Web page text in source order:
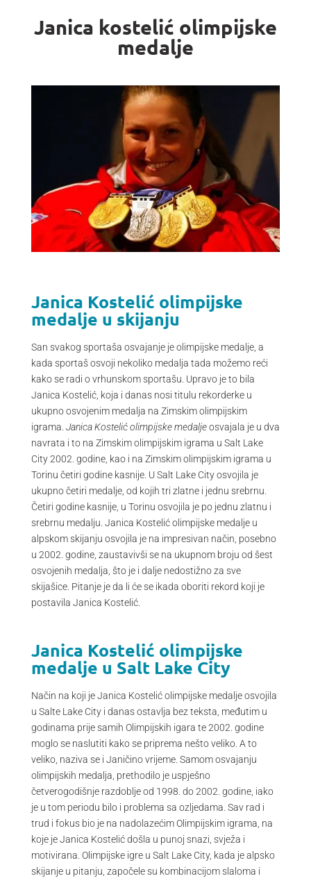
Janica kostelić olimpijske
medalje
Janica Kostelić olimpijske
medalje u skijanju
San svakog sportaša osvajanje je olimpijske medalje, a
kada sportaš osvoji nekoliko medalja tada možemo reći
kako se radi o vrhunskom sportašu. Upravo je to bila
Janica Kostelić, koja i danas nosi titulu rekorderke u
ukupno osvojenim medalja na Zimskim olimpijskim
igrama. Janica Kostelić olimpijske medaljeosvajala je u dva
navrata i to na Zimskim olimpijskim igrama u Salt Lake
City 2002. godine, kao i na Zimskim olimpijskim igrama u
Torinu četiri godine kasnije. U Salt Lake City osvojila je
ukupno četiri medalje, od kojih tri zlatne i jednu srebrnu.
Četiri godine kasnije, u Torinu osvojila je po jednu zlatnu i
srebrnu medalju. Janica Kostelić olimpijske medalje u
alpskom skijanju osvojila je na impresivan način, posebno
u 2002. godine, zaustavivši se na ukupnom broju od šest
osvojenih medalja, što je i dalje nedostižno za sve
skijašice. Pitanje je da li će se ikada oboriti rekord koji je
postavila Janica Kostelić.
Janica Kostelić olimpijske
medalje u Salt Lake City
Način na koji je Janica Kostelić olimpijske medalje osvojila
u Salte Lake City i danas ostavlja bez teksta, međutim u
godinama prije samih Olimpijskih igara te 2002. godine
moglo se naslutiti kako se priprema nešto veliko. A to
veliko, naziva se i Janičino vrijeme. Samom osvajanju
olimpijskih medalja, prethodilo je uspješno
četverogodišnje razdoblje od 1998. do 2002. godine, iako
je u tom periodu bilo i problema sa ozljedama. Sav rad i
trud i fokus bio je na nadolazećim Olimpijskim igrama, na
koje je Janica Kostelić došla u punoj snazi, svježa i
motivirana. Olimpijske igre u Salt Lake City, kada je alpsko
skijanje u pitanju, započele su kombinacijom slaloma i